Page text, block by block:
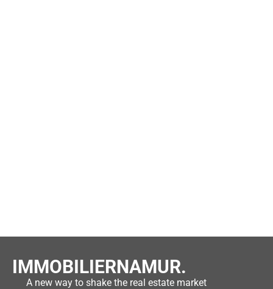
IMMOBILIERNAMUR.
A new way to shake the real estate market